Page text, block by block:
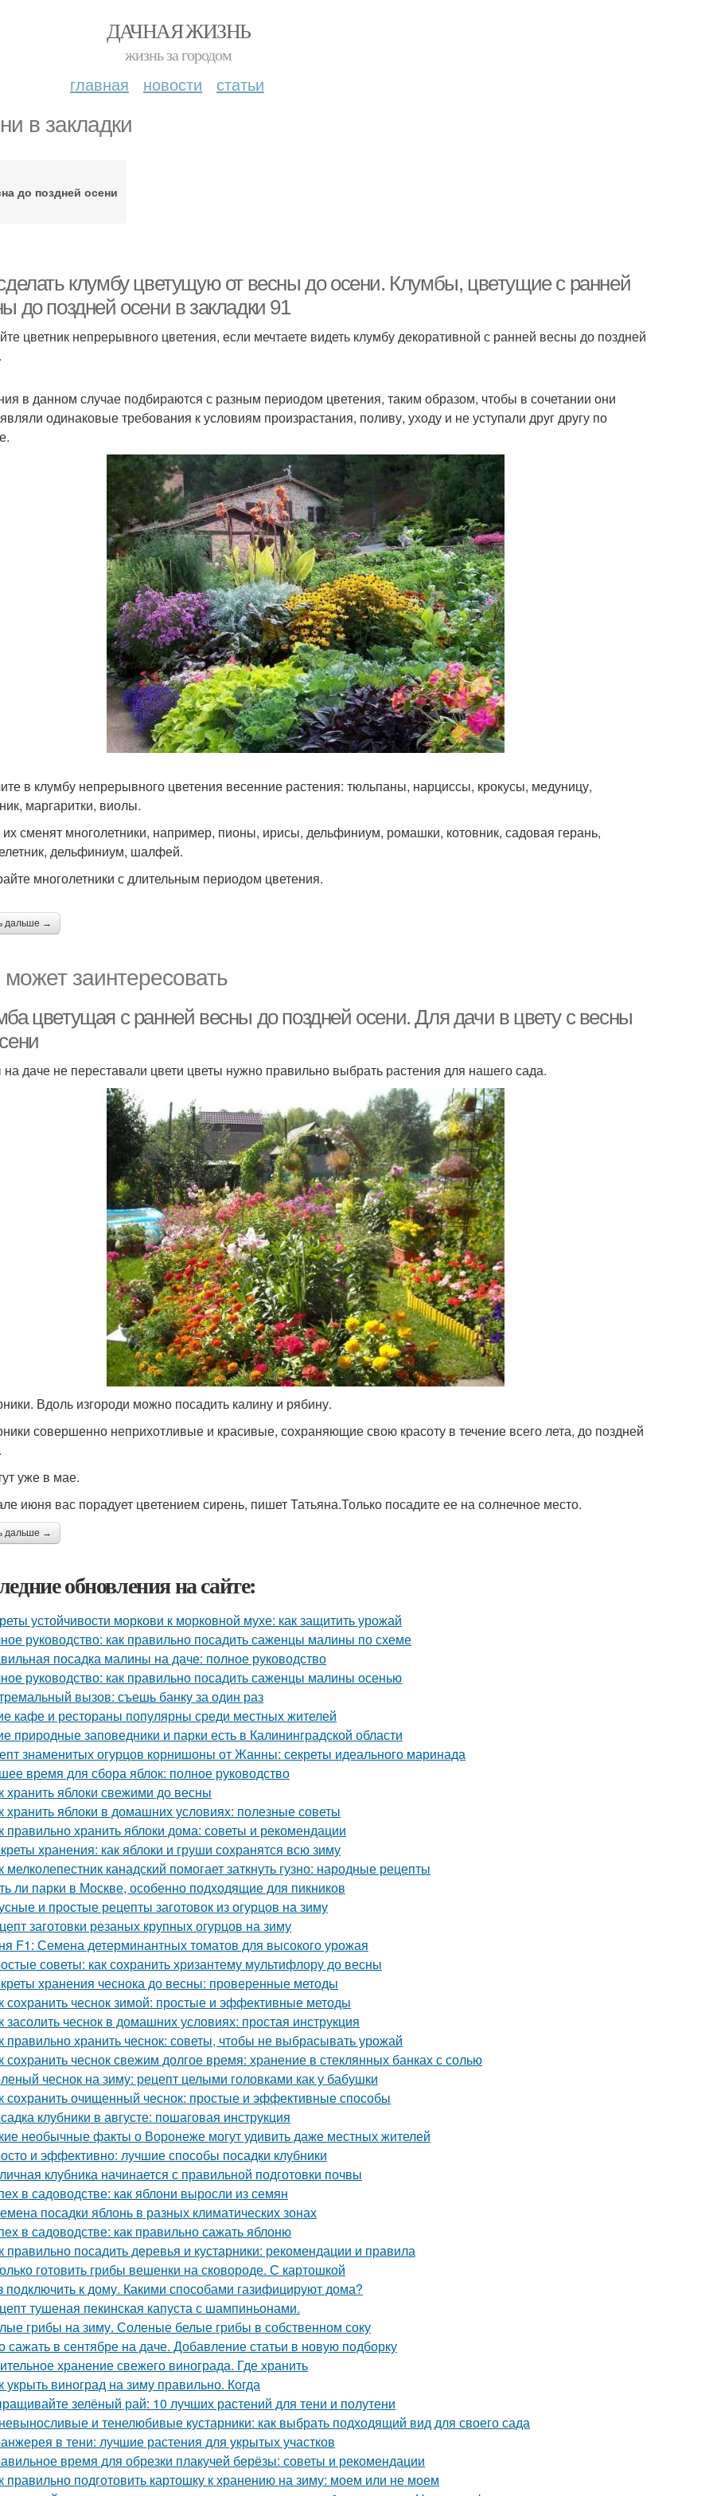
ДАЧНАЯ ЖИЗНЬ
жизнь за городом
главная новости статьи
в закладки
до поздней осени
клумбу цветущую от весны до осени. Клумбы, цветущие с ранней
до поздней осени в закладки 91
цветник непрерывного цветения, если мечтаете видеть клумбу декоративной с ранней весны до поздней
в данном случае подбираются с разным периодом цветения, таким образом, чтобы в сочетании они
одинаковые требования к условиям произрастания, поливу, уходу и не уступали друг другу по
в клумбу непрерывного цветения весенние растения: тюльпаны, нарциссы, крокусы, медуницу,
маргаритки, виолы.
сменят многолетники, например, пионы, ирисы, дельфиниум, ромашки, котовник, садовая герань,
дельфиниум, шалфей.
многолетники с длительным периодом цветения.
дальше →
заинтересовать
цветущая с ранней весны до поздней осени. Для дачи в цвету с весны
даче не переставали цвети цветы нужно правильно выбрать растения для нашего сада.
Вдоль изгороди можно посадить калину и рябину.
совершенно неприхотливые и красивые, сохраняющие свою красоту в течение всего лета, до поздней
уже в мае.
июня вас порадует цветением сирень, пишет Татьяна.Только посадите ее на солнечное место.
дальше →
обновления на сайте:
устойчивости моркови к морковной мухе: как защитить урожай
руководство: как правильно посадить саженцы малины по схеме
посадка малины на даче: полное руководство
руководство: как правильно посадить саженцы малины осенью
вызов: съешь банку за один раз
кафе и рестораны популярны среди местных жителей
природные заповедники и парки есть в Калининградской области
знаменитых огурцов корнишоны от Жанны: секреты идеального маринада
время для сбора яблок: полное руководство
хранить яблоки свежими до весны
хранить яблоки в домашних условиях: полезные советы
правильно хранить яблоки дома: советы и рекомендации
хранения: как яблоки и груши сохранятся всю зиму
мелколепестник канадский помогает заткнуть гузно: народные рецепты
ли парки в Москве, особенно подходящие для пикников
и простые рецепты заготовок из огурцов на зиму
заготовки резаных крупных огурцов на зиму
F1: Семена детерминантных томатов для высокого урожая
советы: как сохранить хризантему мультифлору до весны
хранения чеснока до весны: проверенные методы
сохранить чеснок зимой: простые и эффективные методы
засолить чеснок в домашних условиях: простая инструкция
правильно хранить чеснок: советы, чтобы не выбрасывать урожай
сохранить чеснок свежим долгое время: хранение в стеклянных банках с солью
чеснок на зиму: рецепт целыми головками как у бабушки
сохранить очищенный чеснок: простые и эффективные способы
клубники в августе: пошаговая инструкция
необычные факты о Воронеже могут удивить даже местных жителей
и эффективно: лучшие способы посадки клубники
клубника начинается с правильной подготовки почвы
в садоводстве: как яблони выросли из семян
посадки яблонь в разных климатических зонах
в садоводстве: как правильно сажать яблоню
правильно посадить деревья и кустарники: рекомендации и правила
готовить грибы вешенки на сковороде. С картошкой
подключить к дому. Какими способами газифицируют дома?
тушеная пекинская капуста с шампиньонами.
грибы на зиму. Соленые белые грибы в собственном соку
сажать в сентябре на даче. Добавление статьи в новую подборку
хранение свежего винограда. Где хранить
укрыть виноград на зиму правильно. Когда
зелёный рай: 10 лучших растений для тени и полутени
и тенелюбивые кустарники: как выбрать подходящий вид для своего сада
в тени: лучшие растения для укрытых участков
время для обрезки плакучей берёзы: советы и рекомендации
правильно подготовить картошку к хранению на зиму: моем или не моем